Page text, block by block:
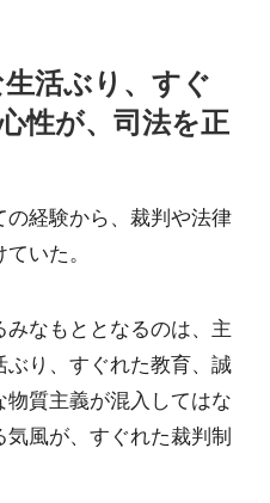
活ぶり、すぐ
性が、司法を正
経験から、裁判や法律
いた。
みなもととなるのは、主
り、すぐれた教育、誠
質主義が混入してはな
風が、すぐれた裁判制